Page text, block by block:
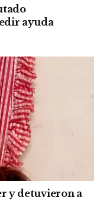
ayuda
y detuvieron a